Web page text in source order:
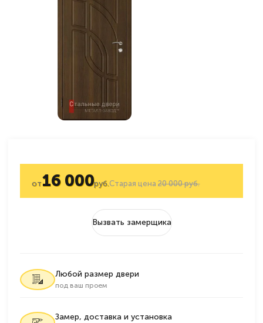
Старая цена20 000 руб.
от16 000руб.
Вызвать замерщика
Любой размер двери
под ваш проем
Замер, доставка и установка